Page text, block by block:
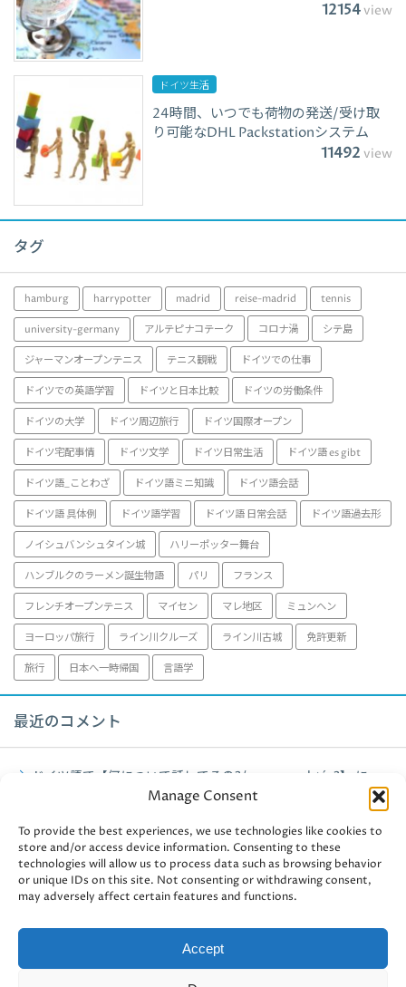
Manage Consent
To provide the best experiences, we use technologies like cookies to
store and/or access device information. Consenting to these
technologies will allow us to process data such as browsing behavior
or unique IDs on this site. Not consenting or withdrawing consent,
may adversely affect certain features and functions.
Accept
12154view
ドイツ生活
24時間、いつでも荷物の発送/受け取
り可能なDHL Packstationシステム
11492 view
タグ
hamburg harrypotter madrid reise-madrid tennis
university-germany アルテピナコテーク コロナ渦 シテ島
ジャーマンオープンテニス テニス観戦 ドイツでの仕事
ドイツでの英語学習 ドイツと日本比較 ドイツの労働条件
ドイツの大学 ドイツ周辺旅行 ドイツ国際オープン
ドイツ宅配事情 ドイツ文学 ドイツ日常生活 ドイツ語 es gibt
ドイツ語_ことわざ ドイツ語ミニ知識 ドイツ語会話
ドイツ語 具体例 ドイツ語学習 ドイツ語 日常会話 ドイツ語過去形
ノイシュバンシュタイン城 ハリーポッター舞台
ハンブルクのラーメン誕生物語 パリ フランス
フレンチオープンテニス マイセン マレ地区 ミュンヘン
ヨーロッパ旅行 ライン川クルーズ ライン川古城 免許更新
旅行 日本へ一時帰国 言語学
最近のコメント
ドイツ語で【何について話してるの?/worum geht´s?】
に
ミュンヘン観光【アルテピナコテーク】2021年 にfujikoより
ミュンヘン観光【アルテピナコテーク】2021年にuser-
438241より